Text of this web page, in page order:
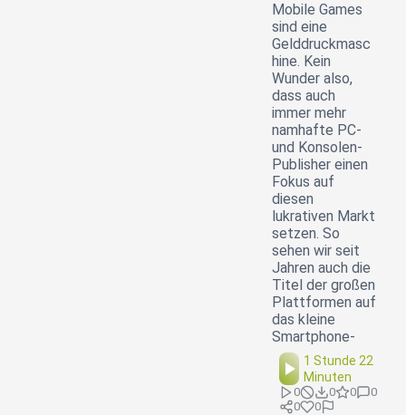
Mobile Games
sind eine
Gelddruckmasc
hine. Kein
Wunder also,
dass auch
immer mehr
namhafte PC-
und Konsolen-
Publisher einen
Fokus auf
diesen
lukrativen Markt
setzen. So
sehen wir seit
Jahren auch die
Titel der großen
Plattformen auf
das kleine
Smartphone-
1 Stunde 22
Minuten
0 0 0
0
0
0